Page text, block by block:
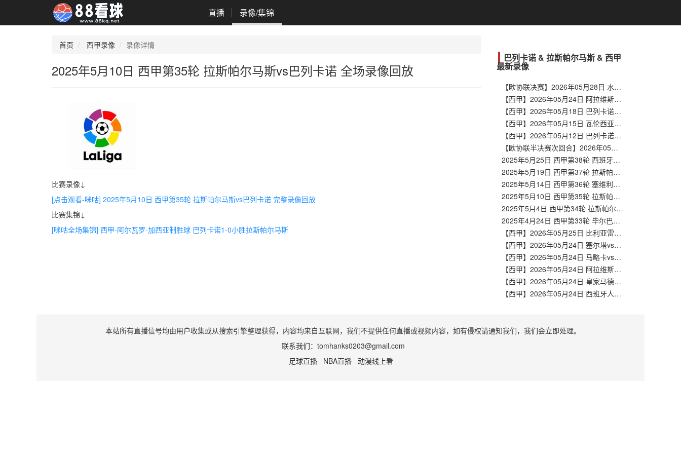
直播 录像/集锦
首页 西甲录像 录像详情
2025年5月10日 西甲第35轮 拉斯帕尔马斯vs巴列卡诺 全场录像回放
比赛录像↓
[点击观看-咪咕] 2025年5月10日 西甲第35轮 拉斯帕尔马斯vs巴列卡诺 完整录像回放
比赛集锦↓
[咪咕全场集锦] 西甲-阿尔瓦罗-加西亚制胜球 巴列卡诺1-0小胜拉斯帕尔马斯
巴列卡诺 & 拉斯帕尔马斯 & 西甲
最新录像
【欧协联决赛】2026年05月28日 水晶宫vs巴列卡诺 全场录像在线回放
【西甲】2026年05月24日 阿拉维斯vs巴列卡诺 全场录像在线回放
【西甲】2026年05月18日 巴列卡诺vs比利亚雷亚尔 全场录像在线回放
【西甲】2026年05月15日 瓦伦西亚vs巴列卡诺 全场录像在线回放
【西甲】2026年05月12日 巴列卡诺vs赫罗纳 全场录像在线回放
【欧协联半决赛次回合】2026年05月08日 斯特拉斯堡vs巴列卡诺 全场录像在线回放
2025年5月25日 西甲第38轮 西班牙人vs拉斯帕尔马斯 全场录像回放
2025年5月19日 西甲第37轮 拉斯帕尔马斯vs莱加内斯 全场录像回放
2025年5月14日 西甲第36轮 塞维利亚vs拉斯帕尔马斯 全场录像回放
2025年5月10日 西甲第35轮 拉斯帕尔马斯vs巴列卡诺 全场录像回放
2025年5月4日 西甲第34轮 拉斯帕尔马斯vs瓦伦西亚 全场录像回放
2025年4月24日 西甲第33轮 毕尔巴鄂竞技vs拉斯帕尔马斯 全场录像回放
【西甲】2026年05月25日 比利亚雷亚尔vs马德里竞技 全场录像在线回放
【西甲】2026年05月24日 塞尔塔vs塞维利亚 全场录像在线回放
【西甲】2026年05月24日 马略卡vs皇家奥维耶多 全场录像在线回放
【西甲】2026年05月24日 阿拉维斯vs巴列卡诺 全场录像在线回放
【西甲】2026年05月24日 皇家马德里vs毕尔巴鄂竞技 全场录像在线回放
【西甲】2026年05月24日 西班牙人vs皇家社会 全场录像在线回放
本站所有直播信号均由用户收集或从搜索引擎整理获得，内容均来自互联网，我们不提供任何直播或视频内容，如有侵权请通知我们，我们会立即处理。
联系我们： tomhanks0203@gmail.com
足球直播
NBA直播 动漫线上看